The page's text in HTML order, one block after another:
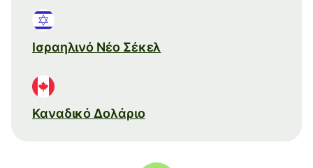
Ισραηλινό Νέο Σέκελ
Καναδικό Δολάριο